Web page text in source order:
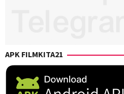
APK FILMKITA21